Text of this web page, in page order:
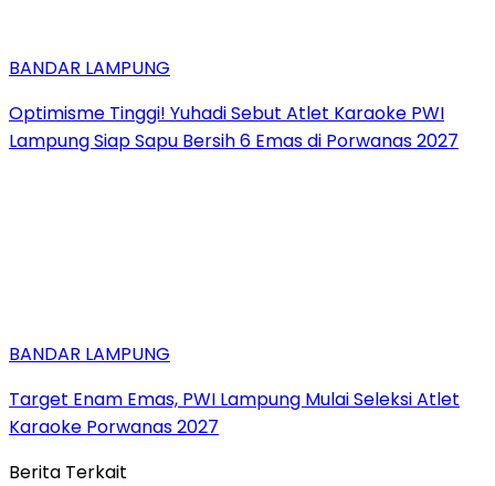
BANDAR LAMPUNG
Optimisme Tinggi! Yuhadi Sebut Atlet Karaoke PWI
Lampung Siap Sapu Bersih 6 Emas di Porwanas 2027
BANDAR LAMPUNG
Target Enam Emas, PWI Lampung Mulai Seleksi Atlet
Karaoke Porwanas 2027
Berita Terkait